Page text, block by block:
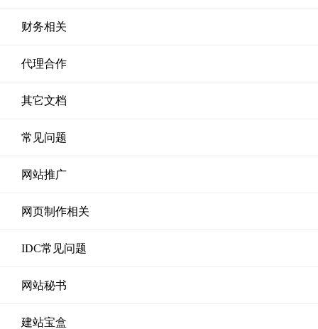
财务相关
代理合作
其它文档
常见问题
网站推广
网页制作相关
IDC常见问题
网站秘书
建站宝盒